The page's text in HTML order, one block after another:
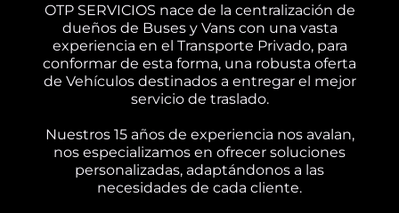
OTP SERVICIOS nace de la centralización de
dueños de Buses y Vans con una vasta
experiencia en el Transporte Privado, para
conformar de esta forma, una robusta oferta
de Vehículos destinados a entregar el mejor
servicio de traslado.
Nuestros 15 años de experiencia nos avalan,
nos especializamos en ofrecer soluciones
personalizadas, adaptándonos a las
necesidades de cada cliente.